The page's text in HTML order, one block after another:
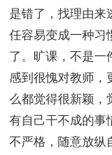
是错了，找理由来
任容易变成一种习
了。旷课，不是一
感到很愧对教师，
么都觉得很新颖，
有自己干不成的事
不严格，随意放纵